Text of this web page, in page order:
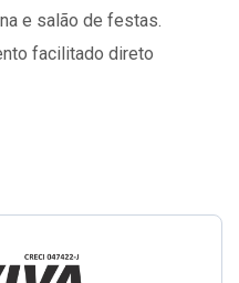
e salão de festas.
facilitado direto